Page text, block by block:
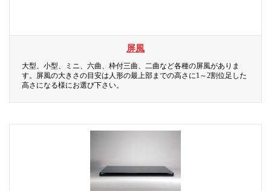
屏風
大型、小型、ミニ、六曲、枠付三曲、二曲など各種の屏風がありま
す。屏風の大きさの目安は人形の最上部までの高さに1～2割位足した
高さになる様にお選び下さい。